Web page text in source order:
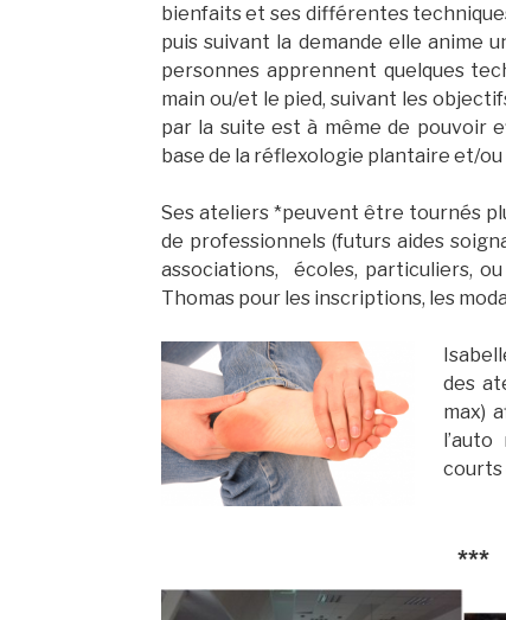
bienfaits et ses différentes
puis suivant la demande elle anime
personnes apprennent quelques
main ou/et le pied, suivant les
par la suite est à même de pouvoir
base de la réflexologie plantaire et/ou
Ses ateliers *peuvent être tournés
de professionnels (futurs aides
associations, écoles, particuliers,
Thomas pour les inscriptions, les
des
max)
courts
***